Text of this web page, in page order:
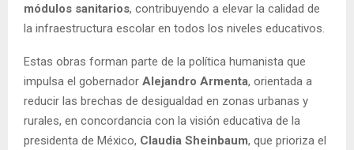
módulos sanitarios, contribuyendo a elevar la calidad de
la infraestructura escolar en todos los niveles educativos.
Estas obras forman parte de la política humanista que
impulsa el gobernador Alejandro Armenta, orientada a
reducir las brechas de desigualdad en zonas urbanas y
rurales, en concordancia con la visión educativa de la
presidenta de México, Claudia Sheinbaum, que prioriza el